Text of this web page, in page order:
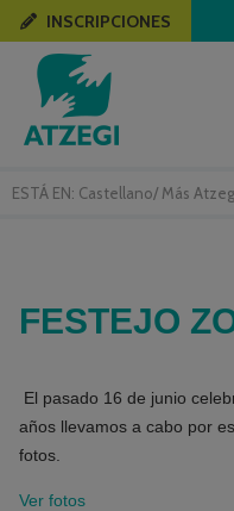
ESTÁ EN: Castellano/ Más
INSCRIPCIONES
FESTEJO
El pasado 16 de junio
años llevamos a cabo por
fotos.
Ver fotos